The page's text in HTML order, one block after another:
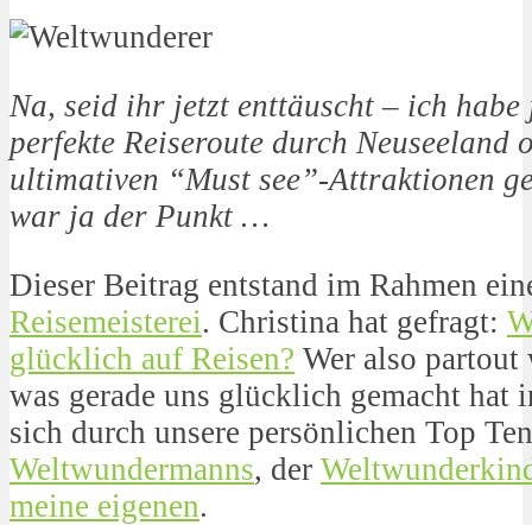
Na, seid ihr jetzt enttäuscht – ich
perfekte Reiseroute durch
ultimativen “Must see”-Attraktionen
war ja der Punkt …
Dieser Beitrag entstand im Rahmen
Reisemeisterei. Christina hat gefragt:
glücklich auf Reisen? Wer also
was gerade uns glücklich gemacht hat
sich durch unsere persönlichen Top
Weltwundermanns, der
meine eigenen.